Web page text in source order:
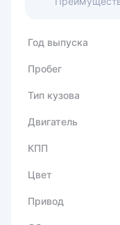
Год выпуска
Пробег
Тип кузова
Двигатель
КПП
Цвет
Привод